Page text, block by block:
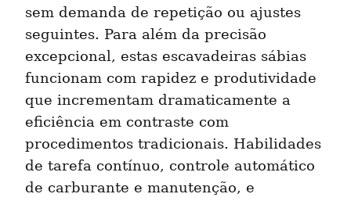
sem demanda de repetição ou ajustes
seguintes. Para além da precisão
excepcional, estas escavadeiras sábias
funcionam com rapidez e produtividade
que incrementam dramaticamente a
eficiência em contraste com
procedimentos tradicionais. Habilidades
de tarefa contínuo, controle automático
de carburante e manutenção, e